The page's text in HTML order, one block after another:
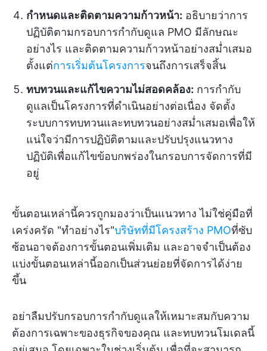
กำหนดและติดตามความก้าวหน้า: อธิบายว่าการ
ปฏิบัติตามกรอบการกำกับดูแล PMO มีลักษณะ
อย่างไร และติดตามความก้าวหน้าอย่างสม่ำเสมอ
ตั้งแต่การเริ่มต้นโครงการจนถึงการเสร็จสิ้น
ทบทวนและแก้ไขความไม่สอดคล้อง: การกำกับ
ดูแลเป็นโครงการที่ดำเนินอย่างต่อเนื่อง จัดตั้ง
ระบบการทบทวนและทบทวนอย่างสม่ำเสมอเพื่อให้
แน่ใจว่ามีการปฏิบัติตามและปรับปรุงแนวทาง
ปฏิบัติเพื่อแก้ไขข้อบกพร่องในกรอบการจัดการที่มี
อยู่
ขั้นตอนเหล่านี้ควรถูกมองว่าเป็นแนวทาง ไม่ใช่คู่มือที่
เคร่งครัด "ทำอย่างไร"บริษัทที่มีโครงสร้าง PMOที่ซับ
ซ้อนอาจต้องการขั้นตอนเพิ่มเติม และอาจจำเป็นต้อง
แบ่งขั้นตอนเหล่านี้ออกเป็นส่วนย่อยที่จัดการได้ง่าย
ขึ้น
อย่าลืมปรับกรอบการกำกับดูแลให้เหมาะสมกับความ
ต้องการเฉพาะของธุรกิจของคุณ และทบทวนโมเดลนี้